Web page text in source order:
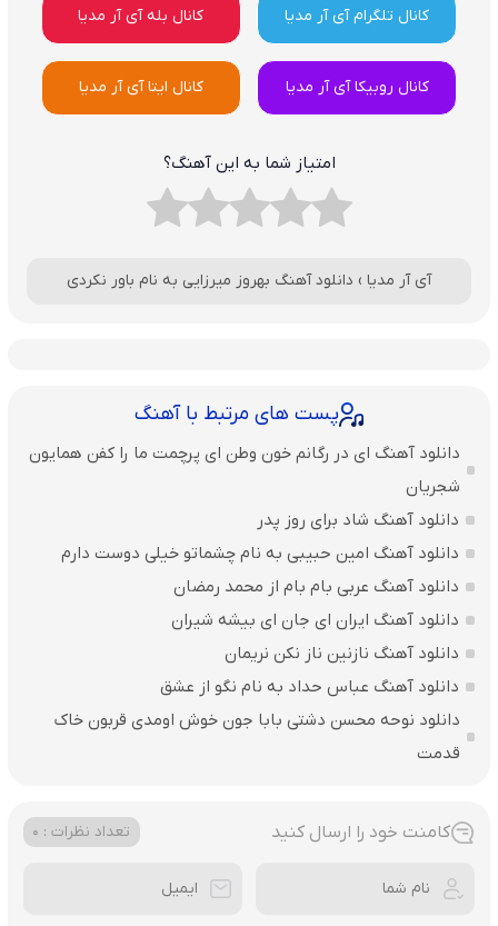
کانال تلگرام آی آر مدیا کانال بله آی آر مدیا
کانال روبیکا آی آر مدیا کانال ایتا آی آر مدیا
امتیاز شما به این آهنگ؟
آی آر مدیا › دانلود آهنگ بهروز میرزایی به نام باور نکردی
پست های مرتبط با آهنگ
دانلود آهنگ ای در رگانم خون وطن ای پرچمت ما را کفن همایون
شجریان
دانلود آهنگ شاد برای روز پدر
دانلود آهنگ امین حبیبی به نام چشماتو خیلی دوست دارم
دانلود آهنگ عربی بام بام از محمد رمضان
دانلود آهنگ ایران ای جان ای بیشه شیران
دانلود آهنگ نازنین ناز نکن نریمان
دانلود آهنگ عباس حداد به نام نگو از عشق
دانلود نوحه محسن دشتی بابا جون خوش اومدی قربون خاک
قدمت
کامنت خود را ارسال کنید تعداد نظرات : 0